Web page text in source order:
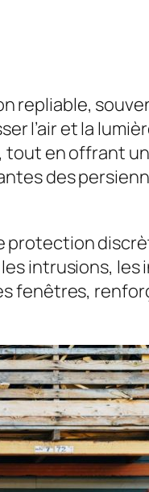
repliable,
l’air et la
tout en offrant
des
protection
intrusions, les
fenêtres,